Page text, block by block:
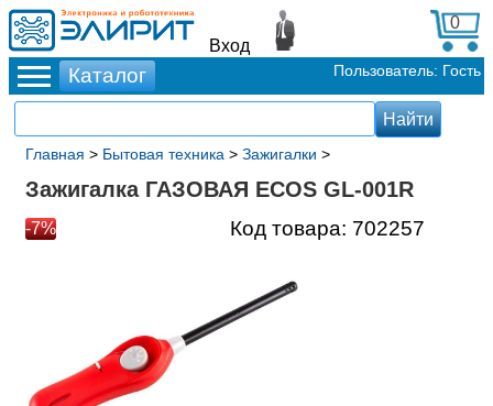
Вход
0
Пользователь: Гость
Главная > Бытовая техника > Зажигалки >
Зажигалка ГАЗОВАЯ ECOS GL-001R
-7% Код товара: 702257